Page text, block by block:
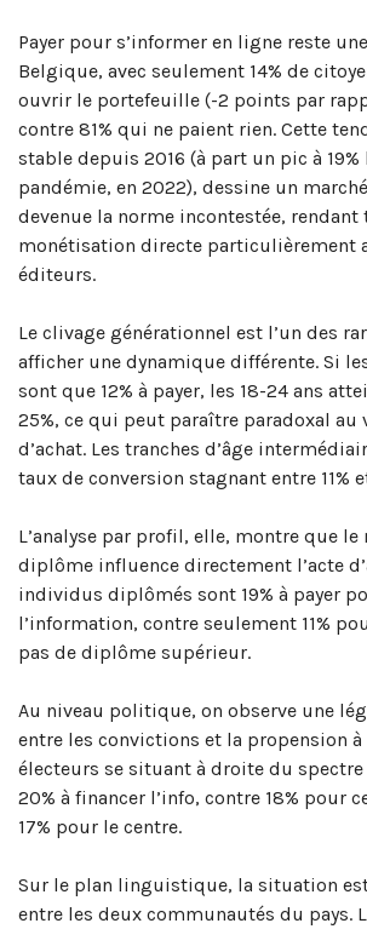
Payer pour s’informer en ligne reste
Belgique, avec seulement 14% de
ouvrir le portefeuille (-2 points par
contre 81% qui ne paient rien. Cette
stable depuis 2016 (à part un pic à
pandémie, en 2022), dessine un
devenue la norme incontestée,
monétisation directe particulièrement
éditeurs.
Le clivage générationnel est l’un des
afficher une dynamique différente. Si
sont que 12% à payer, les 18-24 ans
25%, ce qui peut paraître paradoxal au
d’achat. Les tranches d’âge
taux de conversion stagnant entre 11%
L’analyse par profil, elle, montre que le
diplôme influence directement l’acte
individus diplômés sont 19% à payer
l’information, contre seulement 11%
pas de diplôme supérieur.
Au niveau politique, on observe une
entre les convictions et la propension à
électeurs se situant à droite du
20% à financer l’info, contre 18% pour
17% pour le centre.
Sur le plan linguistique, la situation
entre les deux communautés du pays.